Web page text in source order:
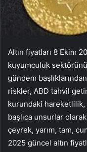
Altın fiyatları 8 Ekim
kuyumculuk
gündem
riskler, ABD tahvil
kurundaki hareketlilik,
başlıca unsurlar
çeyrek, yarım, tam,
2025 güncel altın